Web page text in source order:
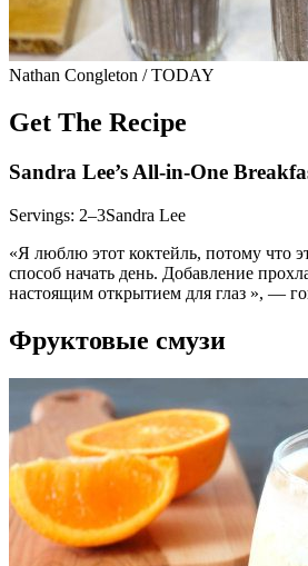
Nathan Congleton / TODAY
Get The Recipe
Sandra Lee’s All-in-One
Servings: 2–3Sandra Lee
«Я люблю этот коктейль, потому что
способ начать день. Добавление
настоящим открытием для глаз », —
Фруктовые смузи